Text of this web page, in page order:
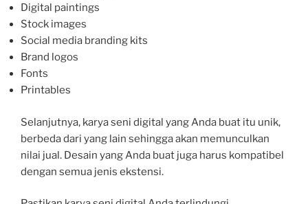
Digital paintings
Stock images
Social media branding kits
Brand logos
Fonts
Printables
Selanjutnya, karya seni digital yang Anda buat itu unik,
berbeda dari yang lain sehingga akan memunculkan
nilai jual. Desain yang Anda buat juga harus kompatibel
dengan semua jenis ekstensi.